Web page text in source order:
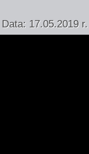
Data: 17.05.2019 r.